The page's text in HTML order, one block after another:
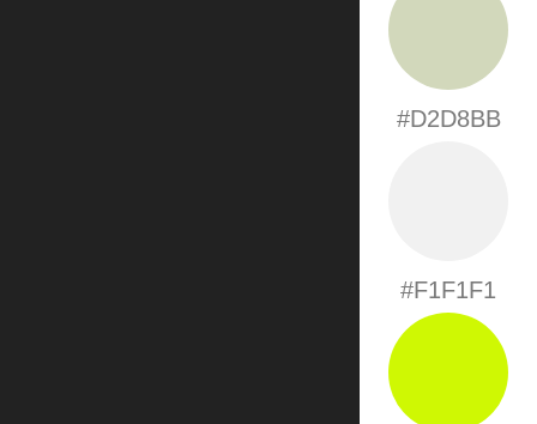
#D2D8BB
#F1F1F1